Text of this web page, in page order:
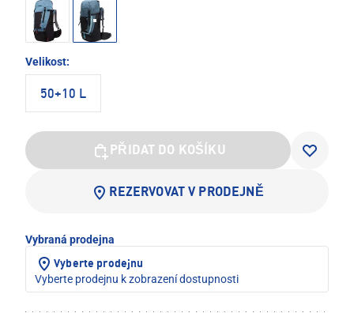
Velikost:
50+10 L
PŘIDAT DO KOŠÍKU
REZERVOVAT V PRODEJNĚ
Vybraná prodejna
Vyberte prodejnu
Vyberte prodejnu k zobrazení dostupnosti